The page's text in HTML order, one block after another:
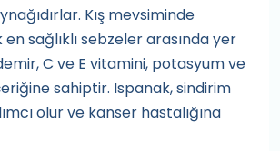
Kış mevsiminde
sağlıklı sebzeler arasında yer
C ve E vitamini, potasyum ve
sahiptir. Ispanak, sindirim
olur ve kanser hastalığına